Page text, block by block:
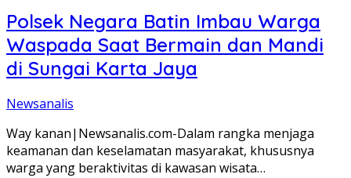
Polsek Negara Batin Imbau Warga
Waspada Saat Bermain dan Mandi
di Sungai Karta Jaya
Newsanalis
Way kanan|Newsanalis.com-Dalam rangka menjaga
keamanan dan keselamatan masyarakat, khususnya
warga yang beraktivitas di kawasan wisata…